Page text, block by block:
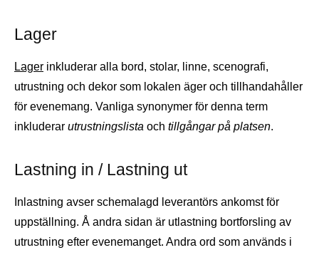
Lager
Lager inkluderar alla bord, stolar, linne, scenografi,
utrustning och dekor som lokalen äger och tillhandahåller
för evenemang. Vanliga synonymer för denna term
inkluderar utrustningslista och tillgångar på platsen.
Lastning in / Lastning ut
Inlastning avser schemalagd leverantörs ankomst för
uppställning. Å andra sidan är utlastning bortforsling av
utrustning efter evenemanget. Andra ord som används i